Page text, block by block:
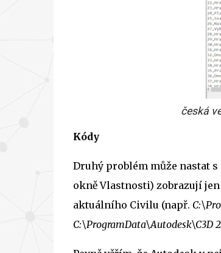
česká
Kódy
Druhý problém může nastat s
okně Vlastnosti) zobrazují
aktuálního Civilu (např.
C:\ProgramData\Autodesk\C3D